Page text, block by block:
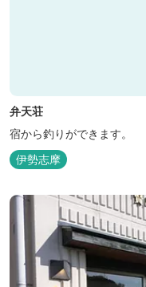
弁天荘
宿から釣りができます。
伊勢志摩